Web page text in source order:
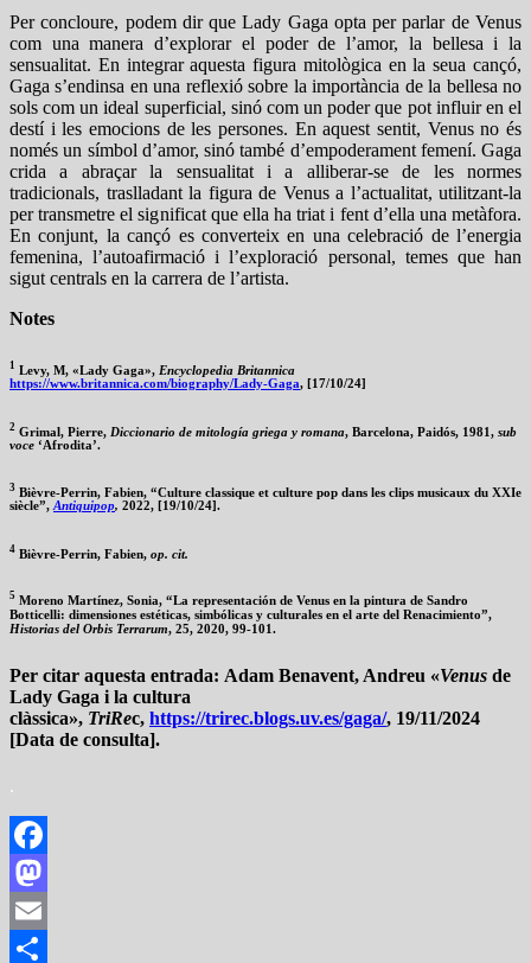
Per concloure, podem dir que Lady Gaga opta per parlar de Venus
com una manera d’explorar el poder de l’amor, la bellesa i la
sensualitat. En integrar aquesta figura mitològica en la seua cançó,
Gaga s’endinsa en una reflexió sobre la importància de la bellesa no
sols com un ideal superficial, sinó com un poder que pot influir en el
destí i les emocions de les persones. En aquest sentit, Venus no és
només un símbol d’amor, sinó també d’empoderament femení. Gaga
crida a abraçar la sensualitat i a alliberar-se de les normes
tradicionals, traslladant la figura de Venus a l’actualitat, utilitzant-la
per transmetre el significat que ella ha triat i fent d’ella una metàfora.
En conjunt, la cançó es converteix en una celebració de l’energia
femenina, l’autoafirmació i l’exploració personal, temes que han
sigut centrals en la carrera de l’artista.
Notes
1 Levy, M, «Lady Gaga», Encyclopedia Britannica
https://www.britannica.com/biography/Lady-Gaga, [17/10/24]
2 Grimal, Pierre, Diccionario de mitología griega y romana , Barcelona, Paidós, 1981,
sub
voce ‘Afrodita’.
3 Bièvre-Perrin, Fabien, “Culture classique et culture pop dans les clips musicaux du XXIe
siècle”, Antiquipop, 2022, [19/10/24].
4 Bièvre-Perrin, Fabien, op. cit.
5 Moreno Martínez, Sonia, “La representación de Venus en la pintura de Sandro
Botticelli: dimensiones estéticas, simbólicas y culturales en el arte del Renacimiento”,
Historias del Orbis Terrarum, 25, 2020, 99-101.
Per citar aquesta entrada: Adam Benavent, Andreu «Venus de
Lady Gaga i la cultura
clàssica», TriRec, https://trirec.blogs.uv.es/gaga/, 19/11/2024
[Data de consulta].
.
Facebook
Mastodon
Email